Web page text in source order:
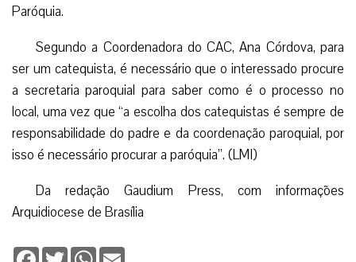
Paróquia.
Segundo a Coordenadora do CAC, Ana Córdova, para
ser um catequista, é necessário que o interessado procure
a secretaria paroquial para saber como é o processo no
local, uma vez que “a escolha dos catequistas é sempre de
responsabilidade do padre e da coordenação paroquial, por
isso é necessário procurar a paróquia”. (LMI)
Da redação Gaudium Press, com informações
Arquidiocese de Brasília
Facebook
TwitterWhatsApp